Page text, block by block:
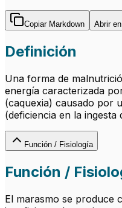
Copiar Markdown Abrir en
Definición
Una forma de
energía caracterizada
(caquexia) causado por
(deficiencia en la ingesta
Función / Fisiología
Función /
El marasmo se produce